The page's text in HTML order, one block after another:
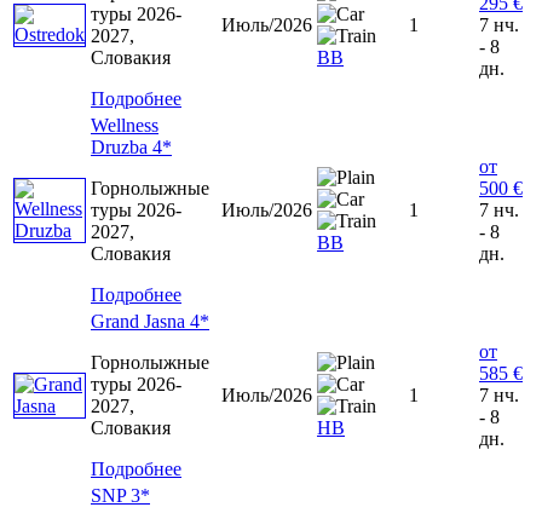
туры 2026-
2027,
Словакия
Подробнее
Июль/2026
ВВ
1
7 нч.
- 8
дн.
Wellness
Druzba 4*
Горнолыжные
туры 2026-
2027,
Словакия
Подробнее
Июль/2026
ВВ
1
от
500 €
7 нч.
- 8
дн.
Grand Jasna 4*
Горнолыжные
туры 2026-
2027,
Словакия
Подробнее
Июль/2026
HB
1
от
585 €
7 нч.
- 8
дн.
SNP 3*